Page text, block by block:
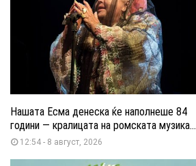
Нашата Есма денеска ќе наполнеше 84
години — кралицата на ромската музика...
12:54 - 8 август, 2026